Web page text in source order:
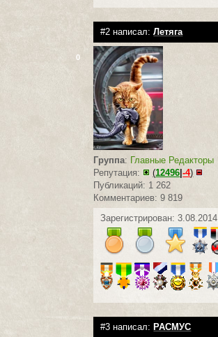
#2 написал:Летяга
0
Группа: Главные Редакторы
Репутация:
(12496|-4)
Публикаций: 1 262
Комментариев: 9 819
Зарегистрирован: 3.08.2014
#3 написал:РАСМУС